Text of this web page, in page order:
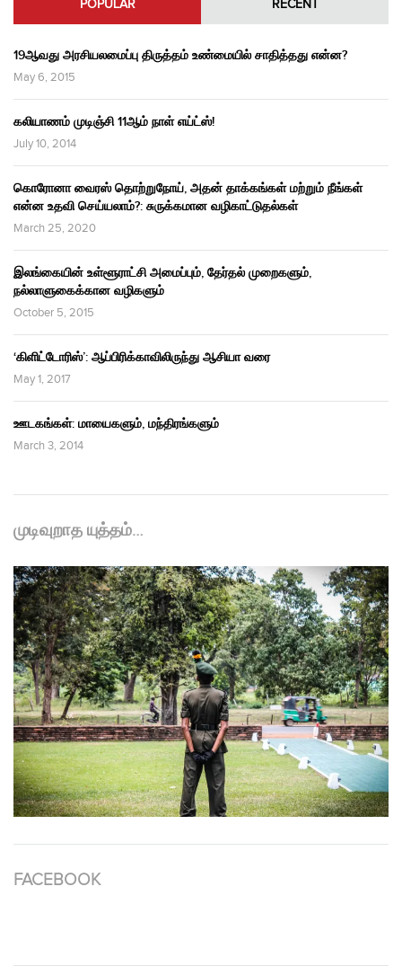
POPULAR RECENT
19ஆவது அரசியலமைப்பு திருத்தம் உண்மையில் சாதித்தது என்ன?
May 6, 2015
கலியாணம் முடிஞ்சி 11ஆம் நாள் எய்ட்ஸ்!
July 10, 2014
கொரோனா வைரஸ் தொற்றுநோய், அதன் தாக்கங்கள் மற்றும் நீங்கள்
என்ன உதவி செய்யலாம்?: சுருக்கமான வழிகாட்டுதல்கள்
March 25, 2020
இலங்கையின் உள்ளூராட்சி அமைப்பும், தேர்தல் முறைகளும்,
நல்லாளுகைக்கான வழிகளும்
October 5, 2015
‘கிளிட்டோரிஸ்’: ஆப்பிரிக்காவிலிருந்து ஆசியா வரை
May 1, 2017
ஊடகங்கள்: மாயைகளும், மந்திரங்களும்
March 3, 2014
முடிவுறாத யுத்தம்…
FACEBOOK